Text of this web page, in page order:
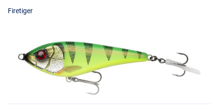
Firetiger